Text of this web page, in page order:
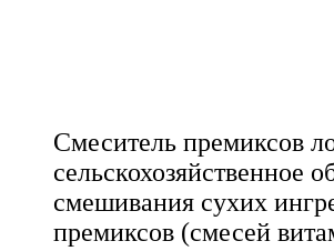
Смеситель премиксов
сельскохозяйственное
смешивания сухих
премиксов (смесей